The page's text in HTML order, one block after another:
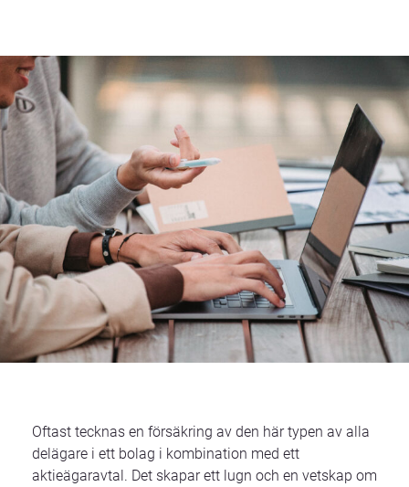
Oftast tecknas en försäkring av den här typen av alla
delägare i ett bolag i kombination med ett
aktieägaravtal. Det skapar ett lugn och en vetskap om